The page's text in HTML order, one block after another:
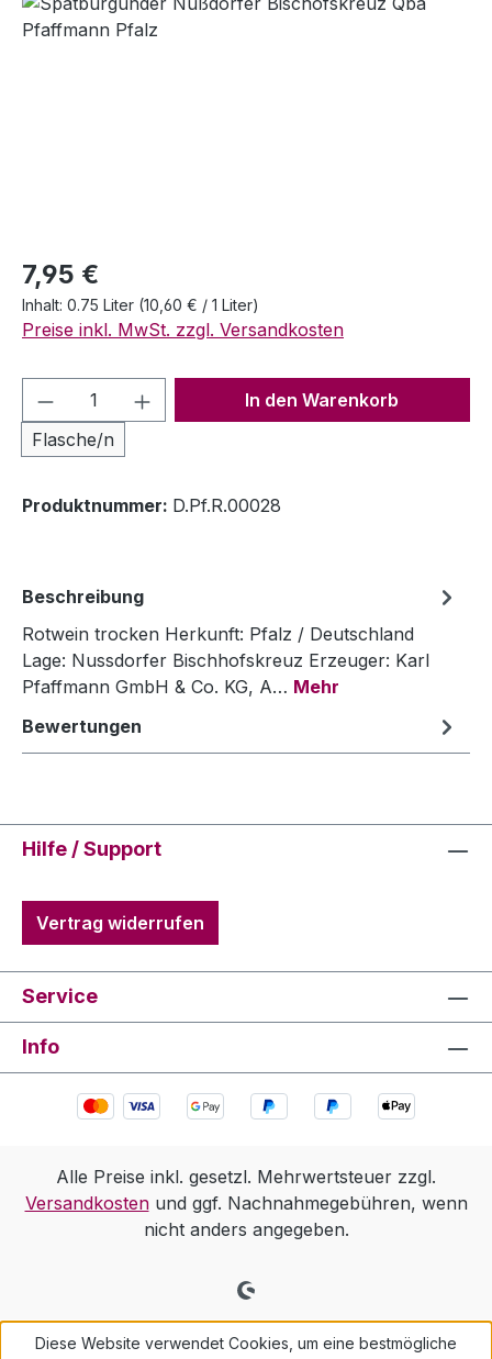
Regulärer Preis:
7,95 €
Inhalt: 0.75 Liter (10,60 € / 1 Liter)
Preise inkl. MwSt. zzgl. Versandkosten
Produkt Anzahl: Gib den
Flasche/n
In den Warenkorb
Produktnummer: D.Pf.R.00028
Beschreibung
Rotwein trocken Herkunft: Pfalz / Deutschland
Lage: Nussdorfer Bischhofskreuz Erzeuger: Karl
Pfaffmann GmbH & Co. KG, A… Mehr
Bewertungen
Hilfe / Support
Vertrag widerrufen
Service
Info
Alle Preise inkl. gesetzl. Mehrwertsteuer zzgl.
Versandkostenund ggf. Nachnahmegebühren, wenn
nicht anders angegeben.
Diese Website verwendet Cookies, um eine bestmögliche